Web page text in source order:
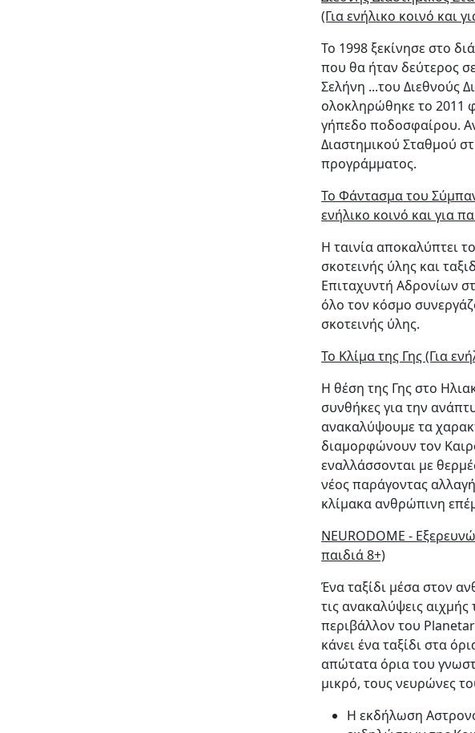
(Για ενήλικο κοινό και
Το 1998 ξεκίνησε στο
που θα ήταν δεύτερος
Σελήνη ...του Διεθνούς
ολοκληρώθηκε το 2011
γήπεδο ποδοσφαίρου.
Διαστημικού Σταθμού
προγράμματος.
Το Φάντασμα του
ενήλικο κοινό και για
Η ταινία αποκαλύπτει
σκοτεινής ύλης και
Επιταχυντή Αδρονίων
όλο τον κόσμο
σκοτεινής ύλης.
Το Κλίμα της Γης (Για
Η θέση της Γης στο
συνθήκες για την
ανακαλύψουμε τα
διαμορφώνουν τον
εναλλάσσονται με
νέος παράγοντας
κλίμακα ανθρώπινη
NEURODOME -
παιδιά 8+)
Ένα ταξίδι μέσα στον
τις ανακαλύψεις
περιβάλλον του
κάνει ένα ταξίδι στα
απώτατα όρια του
μικρό, τους νευρώνες
Η εκδήλωση